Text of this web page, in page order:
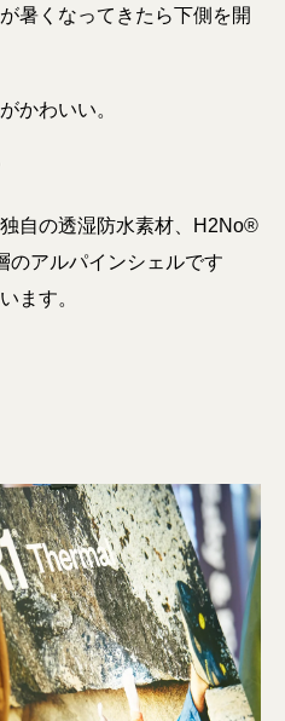
暑くなってきたら下側を開
かわいい。
自の透湿防水素材、H2No®
のアルパインシェルです
ます。